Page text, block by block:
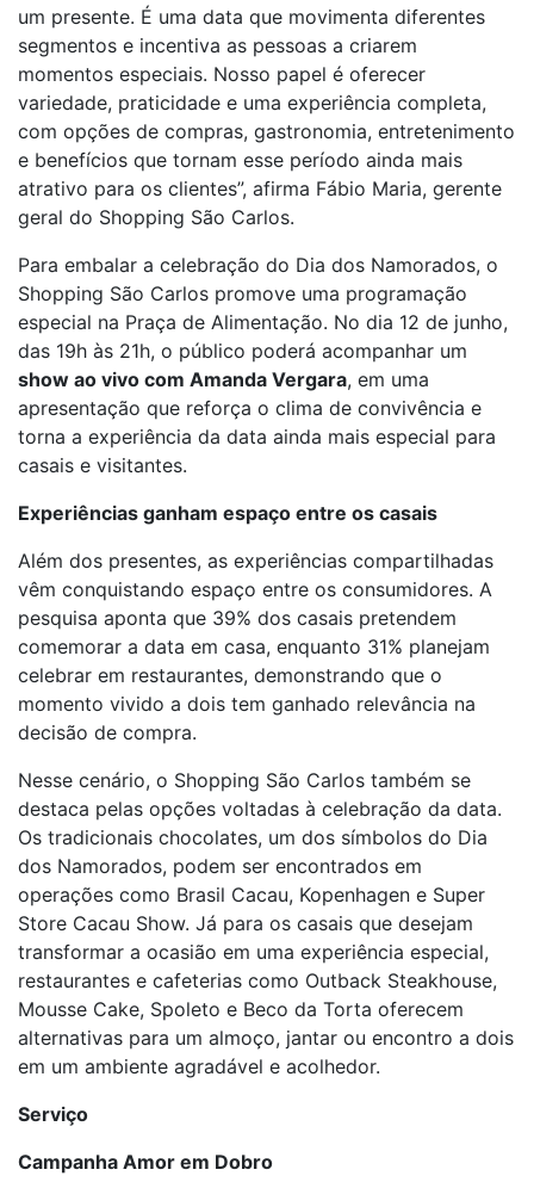
um presente. É uma data que movimenta diferentes
segmentos e incentiva as pessoas a criarem
momentos especiais. Nosso papel é oferecer
variedade, praticidade e uma experiência completa,
com opções de compras, gastronomia, entretenimento
e benefícios que tornam esse período ainda mais
atrativo para os clientes”, afirma Fábio Maria, gerente
geral do Shopping São Carlos.
Para embalar a celebração do Dia dos Namorados, o
Shopping São Carlos promove uma programação
especial na Praça de Alimentação. No dia 12 de junho,
das 19h às 21h, o público poderá acompanhar um
show ao vivo com Amanda Vergara, em uma
apresentação que reforça o clima de convivência e
torna a experiência da data ainda mais especial para
casais e visitantes.
Experiências ganham espaço entre os casais
Além dos presentes, as experiências compartilhadas
vêm conquistando espaço entre os consumidores. A
pesquisa aponta que 39% dos casais pretendem
comemorar a data em casa, enquanto 31% planejam
celebrar em restaurantes, demonstrando que o
momento vivido a dois tem ganhado relevância na
decisão de compra.
Nesse cenário, o Shopping São Carlos também se
destaca pelas opções voltadas à celebração da data.
Os tradicionais chocolates, um dos símbolos do Dia
dos Namorados, podem ser encontrados em
operações como Brasil Cacau, Kopenhagen e Super
Store Cacau Show. Já para os casais que desejam
transformar a ocasião em uma experiência especial,
restaurantes e cafeterias como Outback Steakhouse,
Mousse Cake, Spoleto e Beco da Torta oferecem
alternativas para um almoço, jantar ou encontro a dois
em um ambiente agradável e acolhedor.
Serviço
Campanha Amor em Dobro